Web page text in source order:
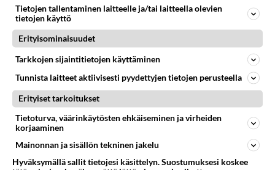
Mitä iltapäivälehtien jne horoskooppeihin tulee,
niillä tuskin tosiaankaan on astrologian kanssa
juuri mitään yhtymäkohtia. Eipä niissäkään
mitään pahaa sinänsä ole, onhan maailmassa
suurempiakin vääryyksiä kuin viihde :-D Ja
saahan kirkossakin käydä, vaikkei 'tietäisi'
teologiasta tuon taivaallista. Minusta tähän
asiaan, niinkuin moneen muuhunkin, sopii hieman
sovellettuna vallan hyvin Picasson lausahdus:
"Taide on valhetta, joka auttaa meitä oivaltamaan
Tietojen tallentaminen laitteelle ja/tai laitteella olevien
tietojen käyttö
Erityisominaisuudet
Tarkkojen sijaintitietojen käyttäminen
Tunnista laitteet aktiivisesti pyydettyjen tietojen perusteella
Erityiset tarkoitukset
Tietoturva, väärinkäytösten ehkäiseminen ja virheiden
korjaaminen
Mainonnan ja sisällön tekninen jakelu
Hyväksymällä sallit tietojesi käsittelyn. Suostumuksesi koskee